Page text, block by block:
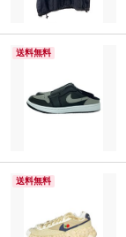
送料無料
送料無料